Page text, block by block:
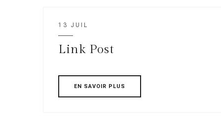
13 JUIL
Link Post
EN SAVOIR PLUS